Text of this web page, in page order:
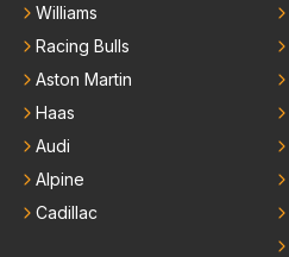
Williams
Racing Bulls
Aston Martin
Haas
Audi
Alpine
Cadillac